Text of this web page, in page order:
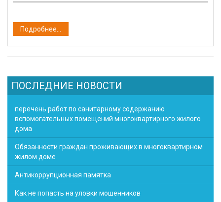
Подробнее...
ПОСЛЕДНИЕ НОВОСТИ
перечень работ по санитарному содержанию
вспомогательных помещений многоквартирного жилого
дома
Обязанности граждан проживающих в многоквартирном
жилом доме
Антикоррупционная памятка
Как не попасть на уловки мошенников